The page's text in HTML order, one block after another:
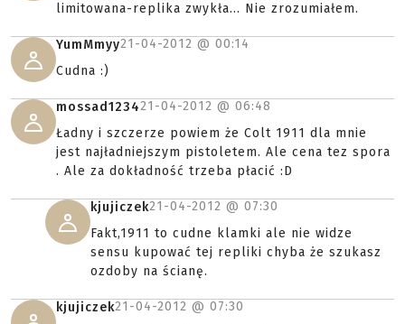
limitowana-replika zwykła... Nie zrozumiałem.
YumMmyy21-04-2012 @ 00:14
Cudna :)
mossad123421-04-2012 @ 06:48
Ładny i szczerze powiem że Colt 1911 dla mnie
jest najładniejszym pistoletem. Ale cena tez spora
. Ale za dokładność trzeba płacić :D
kjujiczek21-04-2012 @ 07:30
Fakt,1911 to cudne klamki ale nie widze
sensu kupować tej repliki chyba że szukasz
ozdoby na ścianę.
kjujiczek21-04-2012 @ 07:30